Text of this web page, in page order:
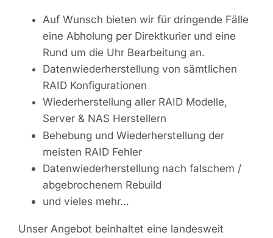
Auf Wunsch bieten wir für dringende Fälle
eine Abholung per Direktkurier und eine
Rund um die Uhr Bearbeitung an.
Datenwiederherstellung von sämtlichen
RAID Konfigurationen
Wiederherstellung aller RAID Modelle,
Server & NAS Herstellern
Behebung und Wiederherstellung der
meisten RAID Fehler
Datenwiederherstellung nach falschem /
abgebrochenem Rebuild
und vieles mehr…
Unser Angebot beinhaltet eine landesweit